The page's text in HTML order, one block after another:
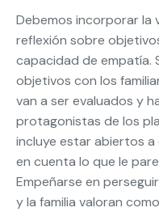
Debemos incorporar la
reflexión sobre
capacidad de empatía.
objetivos con los
van a ser evaluados y
protagonistas de los
incluye estar abiertos
en cuenta lo que le
Empeñarse en
y la familia valoran